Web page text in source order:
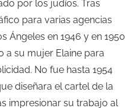
por los judíos. Tras
para varias agencias
Ángeles en 1946 y en 1950
a su mujer Elaine para
No fue hasta 1954
diseñara el cartel de la
impresionar su trabajo al